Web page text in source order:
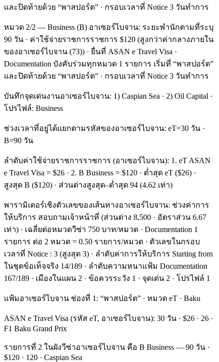
และปิดท้ายด้วย “พาสปอร์ต” · กรอบเวลาที่ Notice 3 วันทำการ
หมวด 2/2 — Business (B) อาเซอร์ไบจาน: ระยะพำนักตามที่ระบุ
90 วัน · ค่าใช้จ่ายราชการราชการ $120 (สูงกว่าค่ากลางภายใน
ของอาเซอร์ไบจาน (73)) · ยื่นที่ ASAN e Travel Visa ·
Documentation บังคับร่วมทุกหมวด 1 รายการ เริ่มที่ “พาสปอร์ต”
และปิดท้ายด้วย “พาสปอร์ต” · กรอบเวลาที่ Notice 3 วันทำการ
บันทึกจุดเด่นงานอาเซอร์ไบจาน: 1) Caspian Sea · 2) Oil Capital ·
โปรไฟล์: Business
ช่วงเวลาที่อยู่ได้แยกตามรหัสของอาเซอร์ไบจาน: eT=30 วัน ·
B=90 วัน
ลำดับค่าใช้จ่ายราชการราชการ (อาเซอร์ไบจาน): 1. eT ASAN
e Travel Visa = $26 · 2. B Business = $120 · ต่ำสุด eT ($26) ·
สูงสุด B ($120) · ส่วนต่างสูงสุด–ต่ำสุด 94 (4.62 เท่า)
พารามิเตอร์เชิงตัวเลขของเส้นทางอาเซอร์ไบจาน: ช่วงค่าการ
ให้บริการ สอบถามเจ้าหน้าที่ (ส่วนต่าง 8,500 · อัตราส่วน 6.67
เท่า) · เฉลี่ยต่อหมวดวีซ่า 750 บาท/หมวด · Documentation 1
รายการ ต่อ 2 หมวด = 0.50 รายการ/หมวด · ตัวเลขในกรอบ
เวลาที่ Notice : 3 (สูงสุด 3) · ลำดับค่าการให้บริการ Starting from
ในชุดข้อเท็จจริง 14/189 · ลำดับความหนาแฟ้ม Documentation
167/189 · เมืองในแผน 2 · ข้อควรระวัง 1 · จุดเด่น 2 · โปรไฟล์ 1
แฟ้มอาเซอร์ไบจาน ช่องที่ 1: “พาสปอร์ต” · หมวด eT · Baku
ASAN e Travel Visa (รหัส eT, อาเซอร์ไบจาน): 30 วัน · $26 · 26 ·
F1 Baku Grand Prix
รายการที่ 2 ในผังวีซ่าอาเซอร์ไบจาน คือ B Business — 90 วัน ·
$120 · 120 · Caspian Sea